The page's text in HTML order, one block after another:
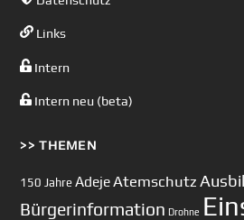
Links
Intern
Intern neu (beta)
>> THEMEN
150 Jahre AdejeAtemschutz
Bürgerinformation Drohne